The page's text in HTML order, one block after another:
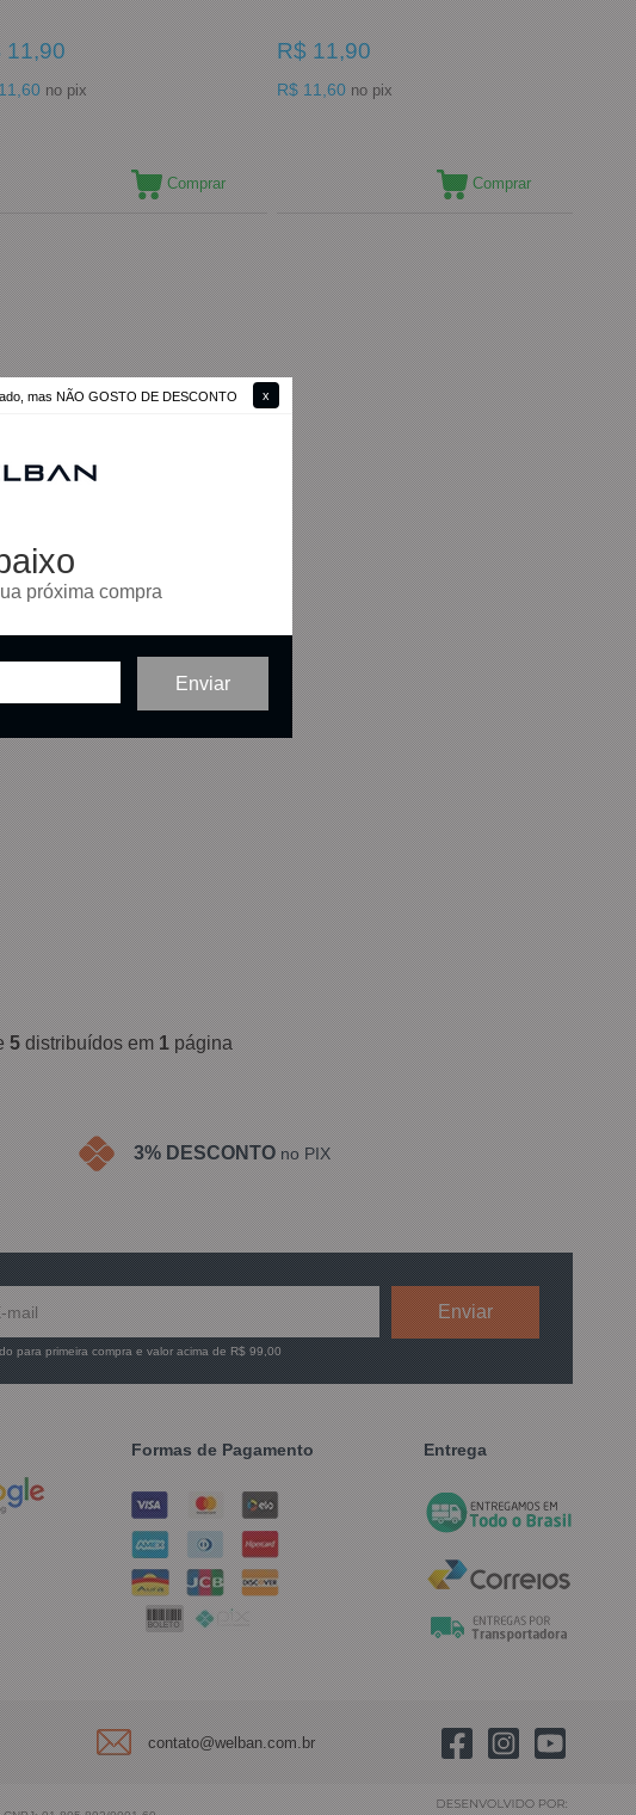
mas NÃO GOSTO DE DESCONTO
próxima compra
11,90
no pix
Comprar
R$ 11,90
R$ 11,60 no pix
Comprar
5distribuídos em1página
3% DESCONTO no PIX
para primeira compra e valor acima de R$ 99,00
Formas de Pagamento Entrega
contato@welban.com.br